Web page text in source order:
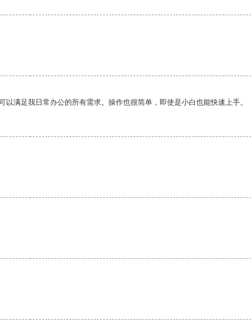
满足我日常办公的所有需求。操作也很简单，即使是小白也能快速上手。